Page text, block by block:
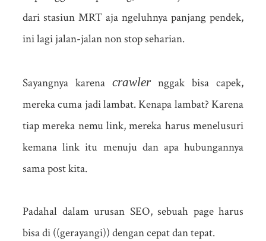
dari stasiun MRT aja ngeluhnya panjang pendek,
ini lagi jalan-jalan non stop seharian.
Sayangnya karena crawlernggak bisa capek,
mereka cuma jadi lambat. Kenapa lambat? Karena
tiap mereka nemu link, mereka harus menelusuri
kemana link itu menuju dan apa hubungannya
sama post kita.
Padahal dalam urusan SEO, sebuah page harus
bisa di ((gerayangi)) dengan cepat dan tepat.